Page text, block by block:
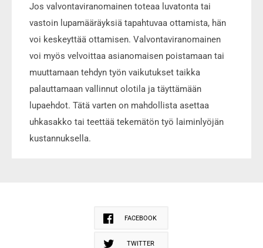
Jos valvontaviranomainen toteaa luvatonta tai
vastoin lupamääräyksiä tapahtuvaa ottamista, hän
voi keskeyttää ottamisen. Valvontaviranomainen
voi myös velvoittaa asianomaisen poistamaan tai
muuttamaan tehdyn työn vaikutukset taikka
palauttamaan vallinnut olotila ja täyttämään
lupaehdot. Tätä varten on mahdollista asettaa
uhkasakko tai teettää tekemätön työ laiminlyöjän
kustannuksella.
FACEBOOK
TWITTER